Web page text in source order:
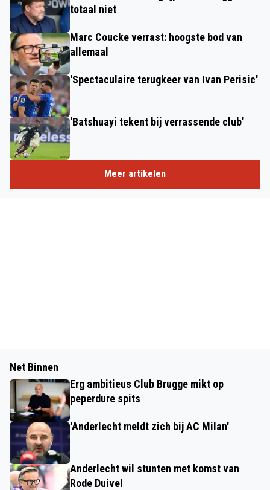
totaal niet
Marc Coucke verrast: hoogste bod van
allemaal
'Spectaculaire terugkeer van Ivan Perisic'
'Batshuayi tekent bij verrassende club'
Meer artikelen
Net Binnen
Erg ambitieus Club Brugge mikt op
peperdure spits
'Anderlecht meldt zich bij AC Milan'
Anderlecht wil stunten met komst van
Rode Duivel